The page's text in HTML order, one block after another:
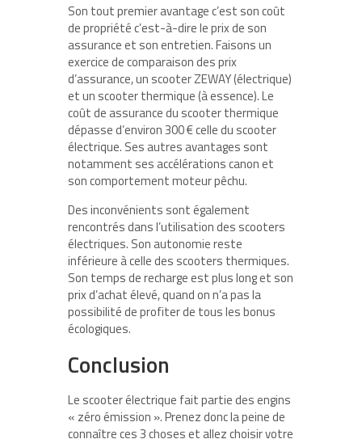
Son tout premier avantage c’est son coût
de propriété c’est-à-dire le prix de son
assurance et son entretien. Faisons un
exercice de comparaison des prix
d’assurance, un scooter ZEWAY (électrique)
et un scooter thermique (à essence). Le
coût de assurance du scooter thermique
dépasse d’environ 300 € celle du scooter
électrique. Ses autres avantages sont
notamment ses accélérations canon et
son comportement moteur pêchu.
Des inconvénients sont également
rencontrés dans l’utilisation des scooters
électriques. Son autonomie reste
inférieure à celle des scooters thermiques.
Son temps de recharge est plus long et son
prix d’achat élevé, quand on n’a pas la
possibilité de profiter de tous les bonus
écologiques.
Conclusion
Le scooter électrique fait partie des engins
« zéro émission ». Prenez donc la peine de
connaître ces 3 choses et allez choisir votre